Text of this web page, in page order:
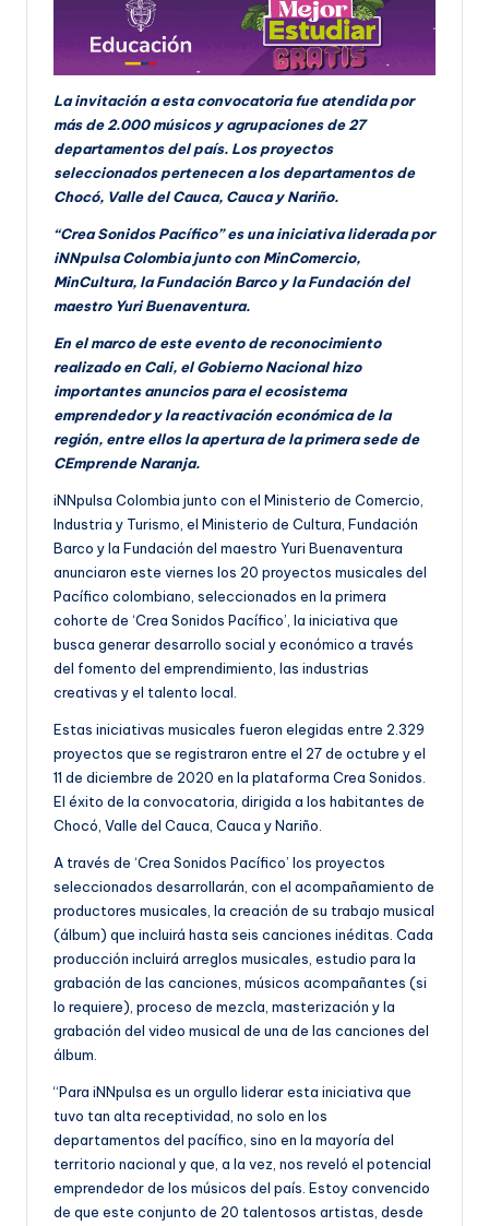
La invitación a esta convocatoria fue atendida por
más de 2.000 músicos y agrupaciones de 27
departamentos del país. Los proyectos
seleccionados pertenecen a los departamentos de
Chocó, Valle del Cauca, Cauca y Nariño.
“Crea Sonidos Pacífico” es una iniciativa liderada por
iNNpulsa Colombia junto con MinComercio,
MinCultura, la Fundación Barco y la Fundación del
maestro Yuri Buenaventura.
En el marco de este evento de reconocimiento
realizado en Cali, el Gobierno Nacional hizo
importantes anuncios para el ecosistema
emprendedor y la reactivación económica de la
región, entre ellos la apertura de la primera sede de
CEmprende Naranja.
iNNpulsa Colombia junto con el Ministerio de Comercio,
Industria y Turismo, el Ministerio de Cultura, Fundación
Barco y la Fundación del maestro Yuri Buenaventura
anunciaron este viernes los 20 proyectos musicales del
Pacífico colombiano, seleccionados en la primera
cohorte de ‘Crea Sonidos Pacífico’, la iniciativa que
busca generar desarrollo social y económico a través
del fomento del emprendimiento, las industrias
creativas y el talento local.
Estas iniciativas musicales fueron elegidas entre 2.329
proyectos que se registraron entre el 27 de octubre y el
11 de diciembre de 2020 en la plataforma Crea Sonidos.
El éxito de la convocatoria, dirigida a los habitantes de
Chocó, Valle del Cauca, Cauca y Nariño.
A través de ‘Crea Sonidos Pacífico’ los proyectos
seleccionados desarrollarán, con el acompañamiento de
productores musicales, la creación de su trabajo musical
(álbum) que incluirá hasta seis canciones inéditas. Cada
producción incluirá arreglos musicales, estudio para la
grabación de las canciones, músicos acompañantes (si
lo requiere), proceso de mezcla, masterización y la
grabación del video musical de una de las canciones del
álbum.
“Para iNNpulsa es un orgullo liderar esta iniciativa que
tuvo tan alta receptividad, no solo en los
departamentos del pacífico, sino en la mayoría del
territorio nacional y que, a la vez, nos reveló el potencial
emprendedor de los músicos del país. Estoy convencido
de que este conjunto de 20 talentosos artistas, desde